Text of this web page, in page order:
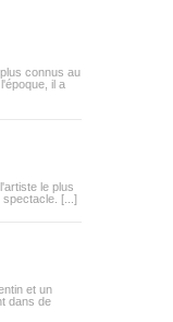
connus au
il a
le plus
spectacle. [...]
et un
dans de